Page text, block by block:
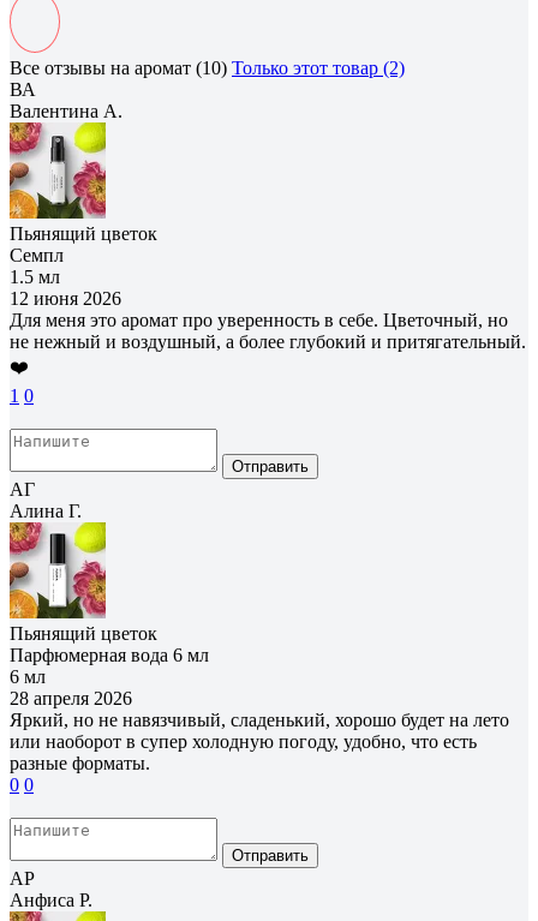
Все отзывы на аромат (10) Только этот товар (2)
ВА
Валентина А.
Пьянящий цветок
Семпл
1.5 мл
12 июня 2026
Для меня это аромат про уверенность в себе. Цветочный, но
не нежный и воздушный, а более глубокий и притягательный.
❤️
1 0
Отправить
АГ
Алина Г.
Пьянящий цветок
Парфюмерная вода 6 мл
6 мл
28 апреля 2026
Яркий, но не навязчивый, сладенький, хорошо будет на лето
или наоборот в супер холодную погоду, удобно, что есть
разные форматы.
0 0
Отправить
АР
Анфиса Р.